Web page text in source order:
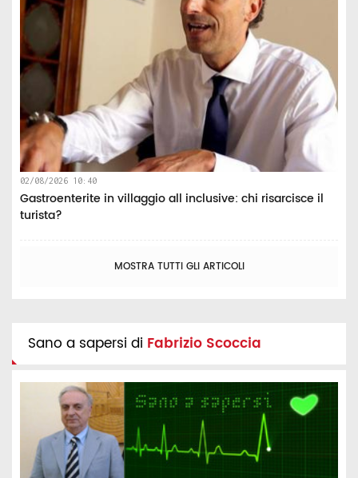
02/08/2026 10:40
Gastroenterite in villaggio all inclusive: chi risarcisce il
turista?
MOSTRA TUTTI GLI ARTICOLI
Sano a sapersi di Fabrizio Scoccia